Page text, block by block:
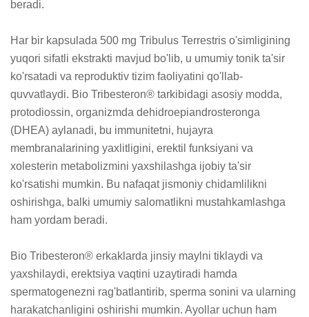
beradi.
Har bir kapsulada 500 mg Tribulus Terrestris o'simligining
yuqori sifatli ekstrakti mavjud bo'lib, u umumiy tonik ta'sir
ko'rsatadi va reproduktiv tizim faoliyatini qo'llab-
quvvatlaydi. Bio Tribesteron® tarkibidagi asosiy modda,
protodiossin, organizmda dehidroepiandrosteronga
(DHEA) aylanadi, bu immunitetni, hujayra
membranalarining yaxlitligini, erektil funksiyani va
xolesterin metabolizmini yaxshilashga ijobiy ta'sir
ko'rsatishi mumkin. Bu nafaqat jismoniy chidamlilikni
oshirishga, balki umumiy salomatlikni mustahkamlashga
ham yordam beradi.
Bio Tribesteron® erkaklarda jinsiy maylni tiklaydi va
yaxshilaydi, erektsiya vaqtini uzaytiradi hamda
spermatogenezni rag'batlantirib, sperma sonini va ularning
harakatchanligini oshirishi mumkin. Ayollar uchun ham